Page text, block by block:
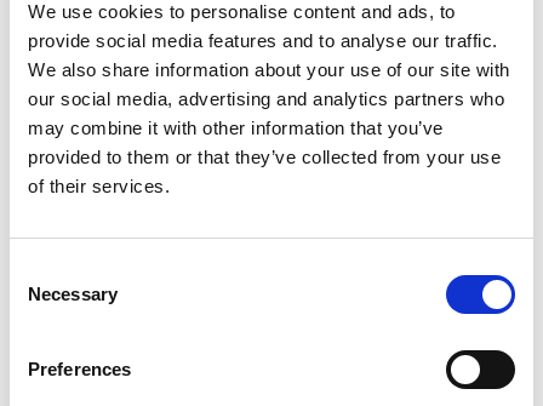
We use cookies to personalise content and ads, to
provide social media features and to analyse our traffic.
We also share information about your use of our site with
our social media, advertising and analytics partners who
may combine it with other information that you’ve
provided to them or that they’ve collected from your use
of their services.
Selection
Necessary
Preferences
Échafaudage roulant ASC
AGS Pro single 135 x 250 x
9,2 m hauteur travail
€3.489,00 €4.327,73
Afficher le produit
Échafaudage roulant
EuroScaffold Original
135x250 hauteur travail
9,2 m
€3.059,00 €3.793,68